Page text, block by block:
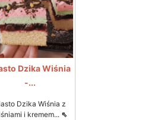
Dzika Wiśnia
-...
Dzika Wiśnia z
i kremem... ⇖